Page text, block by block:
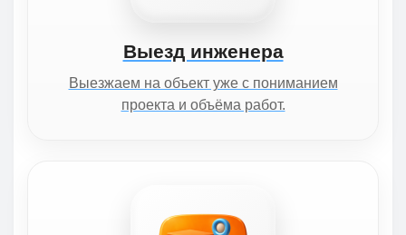
Выезд инженера
Выезжаем на объект уже с пониманием
проекта и объёма работ.